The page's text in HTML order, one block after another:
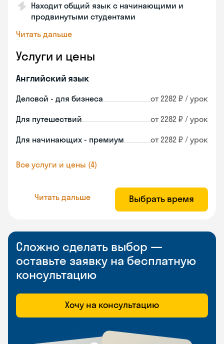
Находит общий язык с начинающими и
продвинутыми студентами
Читать дальше
Услуги и цены
Английский язык
Деловой - для бизнеса от 2282 ₽ / урок
Для путешествий от 2282 ₽ / урок
Для начинающих - премиум от 2282 ₽ / урок
Все услуги и цены (4)
Читать дальше Выбрать время
Сложно сделать выбор —
оставьте заявку на бесплатную
консультацию
Хочу на консультацию